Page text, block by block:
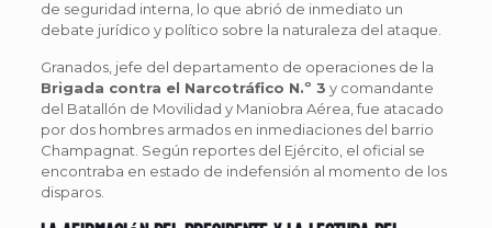
de seguridad interna, lo que abrió de inmediato un
debate jurídico y político sobre la naturaleza del ataque.
Granados, jefe del departamento de operaciones de la
Brigada contra el Narcotráfico N.º 3 y comandante
del Batallón de Movilidad y Maniobra Aérea, fue atacado
por dos hombres armados en inmediaciones del barrio
Champagnat. Según reportes del Ejército, el oficial se
encontraba en estado de indefensión al momento de los
disparos.